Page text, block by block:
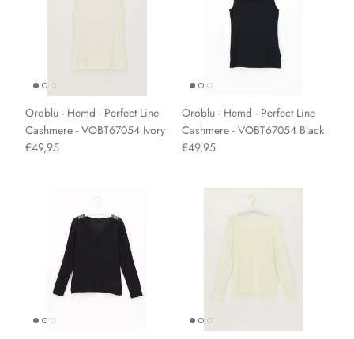
Oroblu - Hemd - Perfect Line
Cashmere - VOBT67054 Ivory
€49,95
Oroblu - Hemd - Perfect Line
Cashmere - VOBT67054 Black
€49,95